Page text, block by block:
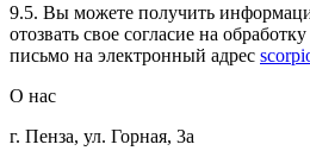
9.5. Вы можете получить
отозвать свое согласие на
письмо на электронный адрес
О нас
г. Пенза, ул. Горная, 3а